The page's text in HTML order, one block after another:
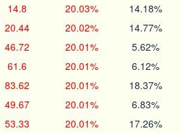
14.8 20.03% 14.18%
20.44 20.02% 14.77%
46.72 20.01% 5.62%
61.6 20.01% 6.12%
83.62 20.01% 18.37%
49.67 20.01% 6.83%
53.33 20.01% 17.26%